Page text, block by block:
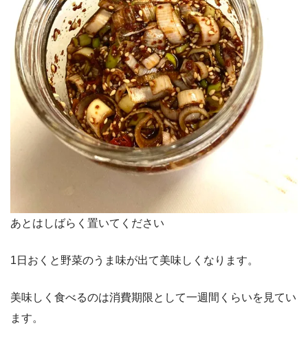
あとはしばらく置いてください
1日おくと野菜のうま味が出て美味しくなります。
美味しく食べるのは消費期限として一週間くらいを見てい
ます。